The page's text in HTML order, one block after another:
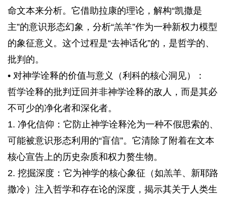
命文本来分析。它借助拉康的理论，解构“凯撒是
主”的意识形态幻象，分析“羔羊”作为一种新权力模型
的象征意义。这个过程是“去神话化”的，是哲学的、
批判的。
• 对神学诠释的价值与意义（利科的核心洞见）：
哲学诠释的批判迂回并非神学诠释的敌人，而是其必
不可少的净化者和深化者。
1. 净化信仰：它防止神学诠释沦为一种不假思索的、
可能被意识形态利用的“盲信”。它清除了附着在文本
核心宣告上的历史杂质和权力赘生物。
2. 挖掘深度：它为神学的核心象征（如羔羊、新耶路
撒冷）注入哲学和存在论的深度，揭示其关于人类生